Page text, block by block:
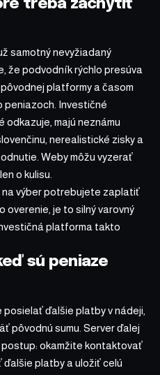
treba zachytiť
samotný nevyžiadaný
že podvodník rýchlo presúva
pôvodnej platformy a časom
peniazoch. Investičné
odkazuje, majú neznámu
nerealistické zisky a
Weby môžu vyzerať
o kulisu.
na výber potrebujete zaplatiť
overenie, je to silný varovný
platforma takto
sú peniaze
posielať ďalšie platby v nádeji,
pôvodnú sumu. Server ďalej
okamžite kontaktovať
ďalšie platby a uložiť celú